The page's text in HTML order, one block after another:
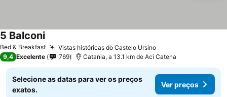
Bed & Breakfast Vistas históricas do Castelo Ursino
5 Balconi
9,4 Excelente 769 Catania, a 13.1 km de Aci Catena
Selecione as datas para ver os preços
exatos.
Ver preços